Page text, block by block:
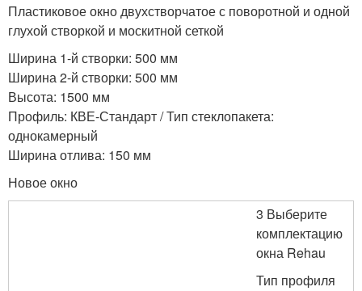
Пластиковое окно двухстворчатое с поворотной и одной
глухой створкой и москитной сеткой
Ширина 1-й створки: 500 мм
Ширина 2-й створки: 500 мм
Высота: 1500 мм
Профиль: КВЕ-Стандарт / Тип стеклопакета:
однокамерный
Ширина отлива: 150 мм
Новое окно
3 Выберите
комплектацию
окна Rehau
Тип профиля